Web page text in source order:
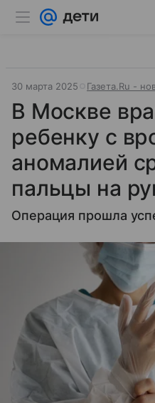
30 марта 2025 Газета.Ru -
В Москве
ребенку с
аномалией
пальцы на
Операция прошла